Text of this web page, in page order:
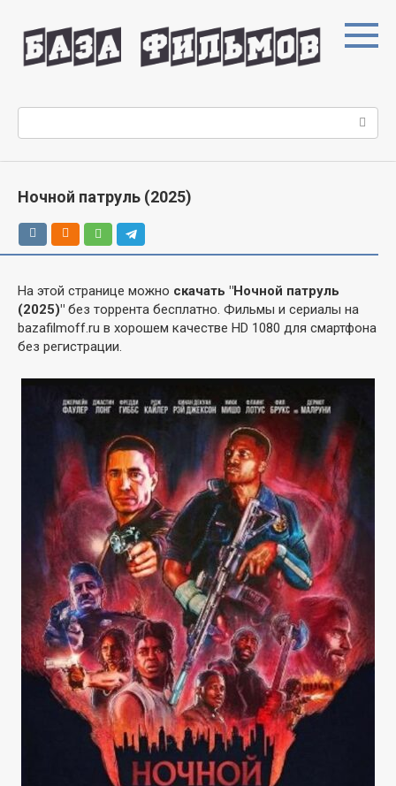
контенту
Ночной патруль (2025)
На этой странице можно скачать "Ночной патруль
(2025)" без торрента бесплатно. Фильмы и сериалы на
bazafilmoff.ru в хорошем качестве HD 1080 для смартфона
без регистрации.